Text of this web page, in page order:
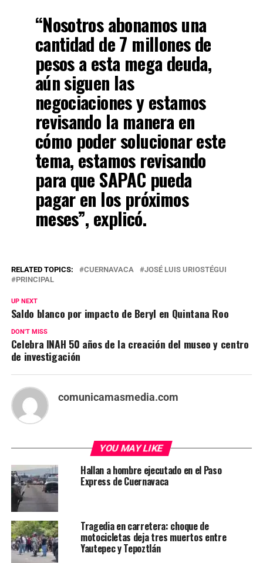
“Nosotros abonamos una
cantidad de 7 millones de
pesos a esta mega deuda,
aún siguen las
negociaciones y estamos
revisando la manera en
cómo poder solucionar este
tema, estamos revisando
para que SAPAC pueda
pagar en los próximos
meses”, explicó.
RELATED TOPICS: CUERNAVACA
JOSÉ LUIS URIOSTÉGUI
PRINCIPAL
UP NEXT
Saldo blanco por impacto de Beryl en Quintana Roo
DON'T MISS
Celebra INAH 50 años de la creación del museo y centro
de investigación
comunicamasmedia.com
YOU MAY LIKE
Hallan a hombre ejecutado en el Paso
Express de Cuernavaca
Tragedia en carretera: choque de
motocicletas deja tres muertos entre
Yautepec y Tepoztlán